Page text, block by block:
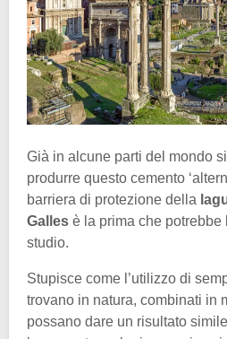
Già in alcune parti del mondo
produrre questo cemento
barriera di protezione della
Galles è la prima che
studio.
Stupisce come l’utilizzo di
trovano in natura, combinati in
possano dare un risultato